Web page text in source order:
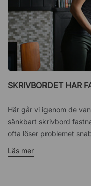
SKRIVBORDET HAR
Här går vi igenom de
sänkbart skrivbord
ofta löser problemet
Läs mer